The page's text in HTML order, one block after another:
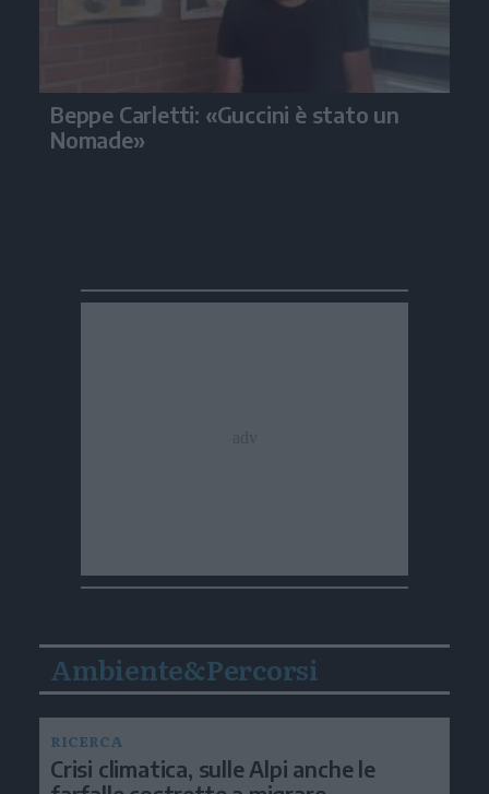
Beppe Carletti: «Guccini è stato un
Nomade»
Ambiente&Percorsi
RICERCA
Crisi climatica, sulle Alpi anche le